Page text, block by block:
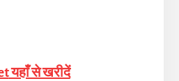
यहाँ से खरीदें